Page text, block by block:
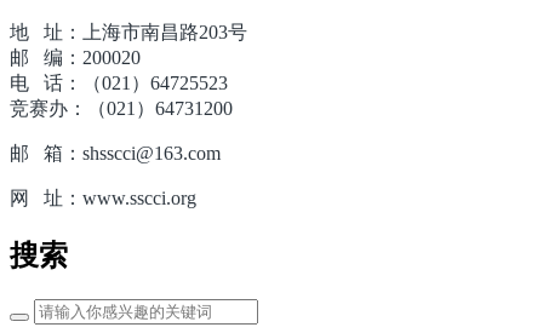
地 址：上海市南昌路203号
邮 编：200020
电 话：（021）64725523
竞赛办：（021）64731200
邮 箱：shsscci@163.com
网 址：www.sscci.org
搜索